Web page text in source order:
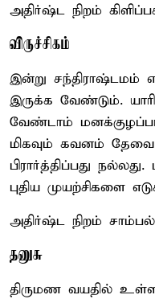
அதிர்ஷ்ட நிறம்
விருச்சிகம்
இன்று சந்திராஷ்டமம்
இருக்க வேண்டும்.
வேண்டாம்
மிகவும் கவனம்
பிரார்த்திப்பது
புதிய முயற்சிகளை
அதிர்ஷ்ட நிறம் சாம்பல்
தனுசு
திருமண வயதில்